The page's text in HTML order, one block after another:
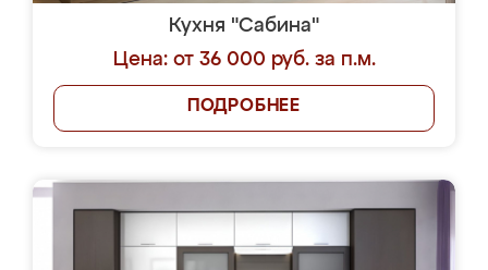
Кухня "Сабина"
Цена: от 36 000 руб. за п.м.
ПОДРОБНЕЕ